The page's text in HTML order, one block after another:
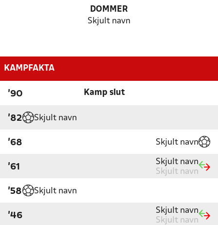
DOMMER
Skjult navn
KAMPFAKTA
'90 Kamp slut
'82 Skjult navn
'68 Skjult navn
'61
Skjult navn
Skjult navn
'58 Skjult navn
'46
Skjult navn
Skjult navn